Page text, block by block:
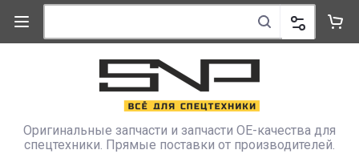
Оригинальные запчасти и запчасти OE-качества для
спецтехники. Прямые поставки от производителей.